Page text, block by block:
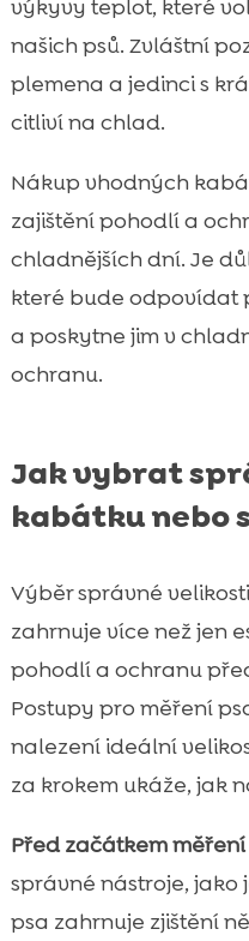
výkyvy teplot, které
našich psů. Zvláštní
plemena a jedinci s
citliví na chlad.
Nákup vhodných
zajištění pohodlí a
chladnějších dní. Je
které bude odpovídat
a poskytne jim v
ochranu.
Jak vybrat
kabátku nebo
Výběr správné
zahrnuje více než jen
pohodlí a ochranu
Postupy pro měření
nalezení ideální
za krokem ukáže, jak
Před začátkem měření
správné nástroje, jako
psa zahrnuje zjištění